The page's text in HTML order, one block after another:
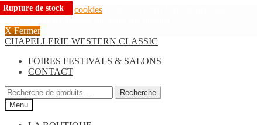
Nous utilisons des cookies
X Fermer
Aller
navigation
Aller
contenu
CHAPELLERIE WESTERN CLASSIC
FOIRES FESTIVALS & SALONS
CONTACT
Recherche
pour :
Recherche
Menu
Rupture de stock
Rupture de stock
Rupture de stock